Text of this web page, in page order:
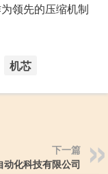
领先的压缩机制
机芯
下一篇
动化科技有限公司